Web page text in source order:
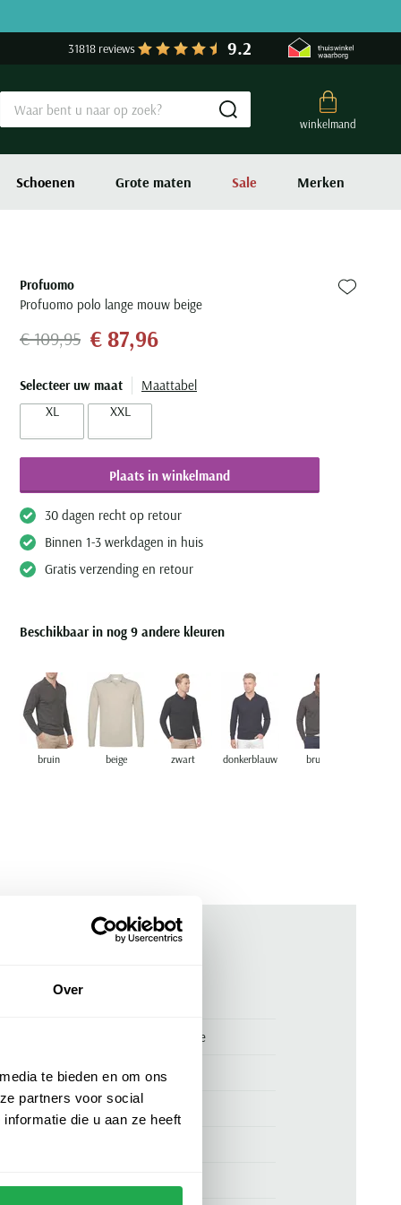
Over
te bieden en om ons
partners voor social
die u aan ze heeft
31818 reviews 9.2
winkelmand
Submit search
Schoenen Grote maten Sale Merken
Profuomo
Profuomo polo lange mouw beige
Zet bij
€ 109,95 € 87,96
Selecteer uw maat
Maattabel
XL
XXL
Plaats in winkelmand
30 dagen recht op retour
Binnen 1-3 werkdagen in huis
Gratis verzending en retour
Beschikbaar in nog 9 andere kleuren
bruin beige zwart donkerblauw bruin
Profuomo polo lange mouw beige
Profuomo
100% wol